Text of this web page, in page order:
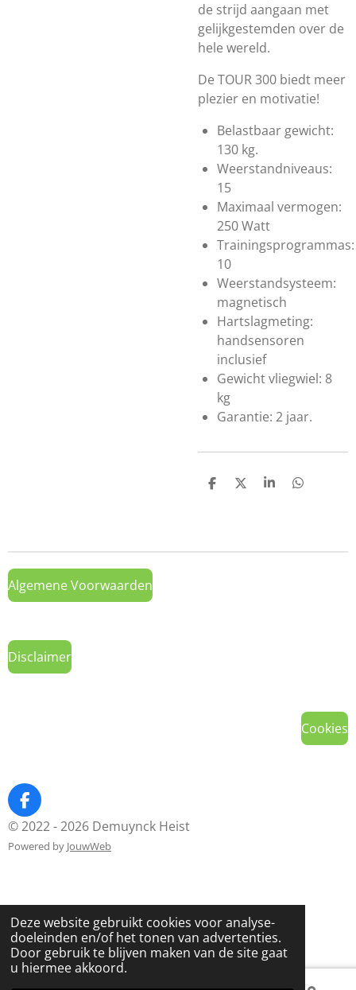
Deze website gebruikt cookies voor analyse-
doeleinden en/of het tonen van advertenties.
Door gebruik te blijven maken van de site gaat
u hiermee akkoord.
de strijd aangaan met
gelijkgestemden over de
hele wereld.
De TOUR 300 biedt meer
plezier en motivatie!
Belastbaar gewicht:
130 kg.
Weerstandniveaus:
15
Maximaal vermogen:
250 Watt
Trainingsprogrammas:
10
Weerstandsysteem:
magnetisch
Hartslagmeting:
handsensoren
inclusief
Gewicht vliegwiel: 8
kg
Garantie: 2 jaar.
D
D
S
D
Algemene Voorwaarden
Disclaimer
Cookies
F
a
c
e
© 2022 - 2026 Demuynck Heist
Powered by JouwWeb